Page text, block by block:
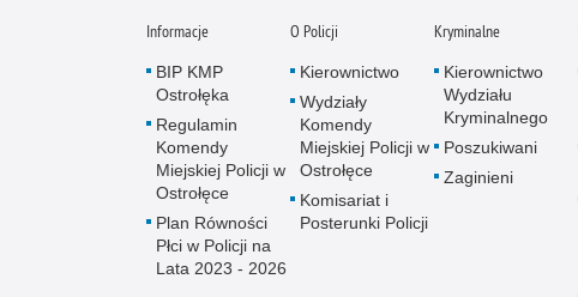
Informacje
BIP KMP
Ostrołęka
Regulamin
Komendy
Miejskiej Policji w
Ostrołęce
Plan Równości
Płci w Policji na
Lata 2023 - 2026
O Policji
Kierownictwo
Wydziały
Komendy
Miejskiej Policji w
Ostrołęce
Komisariat i
Posterunki Policji
Kryminalne
Kierownictwo
Wydziału
Kryminalnego
Poszukiwani
Zaginieni